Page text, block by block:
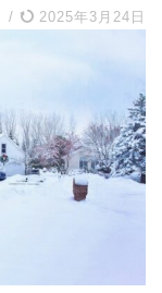
/ 2025年3月24日